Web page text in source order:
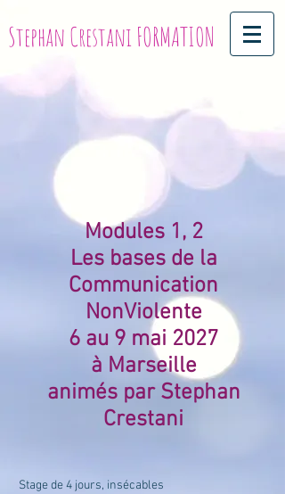
Stephan Crestani FORMATION
Modules 1, 2
Les bases de la
Communication
NonViolente
6 au 9 mai 2027
à Marseille
animés par Stephan
Crestani
Stage de 4 jours, insécables